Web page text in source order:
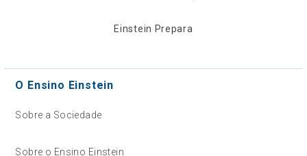
Einstein Prepara
O Ensino Einstein
Sobre a Sociedade
Sobre o Ensino Einstein